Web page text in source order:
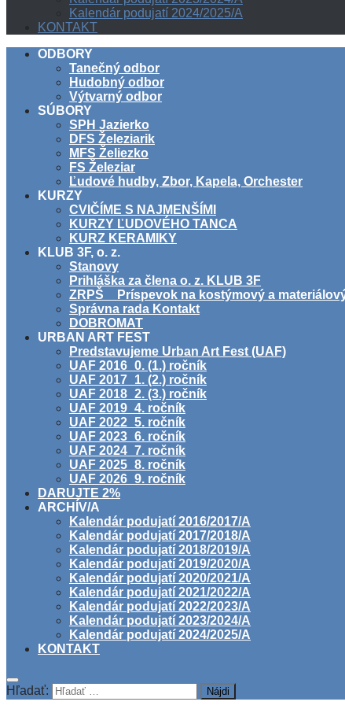
Kalendár podujatí 2024/2025/A
KONTAKT
ODBORY
Tanečný odbor
Hudobný odbor
Výtvarný odbor
SÚBORY
SPH Jazierko
DFS Železiarik
MFS Želiezko
FS Železiar
Ľudové hudby, Zbor, Kapela, Orchester
KURZY
CVIČÍME S NAJMENŠÍMI
KURZY ĽUDOVÉHO TANCA
KURZ KERAMIKY
KLUB 3F, o. z.
Stanovy
Prihláška za člena o. z. KLUB 3F
ZRPŠ _ Príspevok na kostýmový a
Správna rada Kontakt
DOBROMAT
URBAN ART FEST
Predstavujeme Urban Art Fest (UAF)
UAF 2016_0. (1.) ročník
UAF 2017_1. (2.) ročník
UAF 2018_2. (3.) ročník
UAF 2019_4. ročník
UAF 2022_5. ročník
UAF 2023_6. ročník
UAF 2024_7. ročník
UAF 2025_8. ročník
UAF 2026_9. ročník
DARUJTE 2%
ARCHÍV/A
Kalendár podujatí 2016/2017/A
Kalendár podujatí 2017/2018/A
Kalendár podujatí 2018/2019/A
Kalendár podujatí 2019/2020/A
Kalendár podujatí 2020/2021/A
Kalendár podujatí 2021/2022/A
Kalendár podujatí 2022/2023/A
Kalendár podujatí 2023/2024/A
Kalendár podujatí 2024/2025/A
KONTAKT
Hľadať: